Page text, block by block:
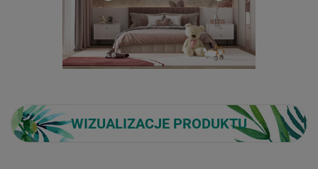
WIZUALIZACJE PRODUKTU